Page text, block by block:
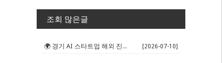
조회 많은글
🌍 경기 AI 스타트업 해외 진출 판... [2026-07-10]